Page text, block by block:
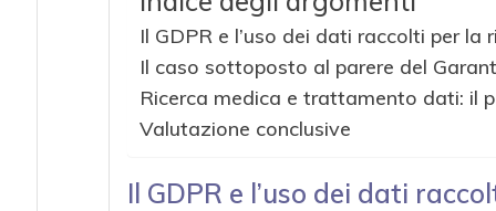
Il GDPR e l’uso dei dati raccolti per la
Il caso sottoposto al parere del
Ricerca medica e trattamento dati: il
Valutazione conclusive
Il GDPR e l’uso dei dati